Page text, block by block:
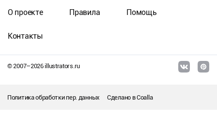
© 2007–2026illustrators.ru
О проекте Правила Помощь
Контакты
Политика обработки пер. данных Сделано вCoalla